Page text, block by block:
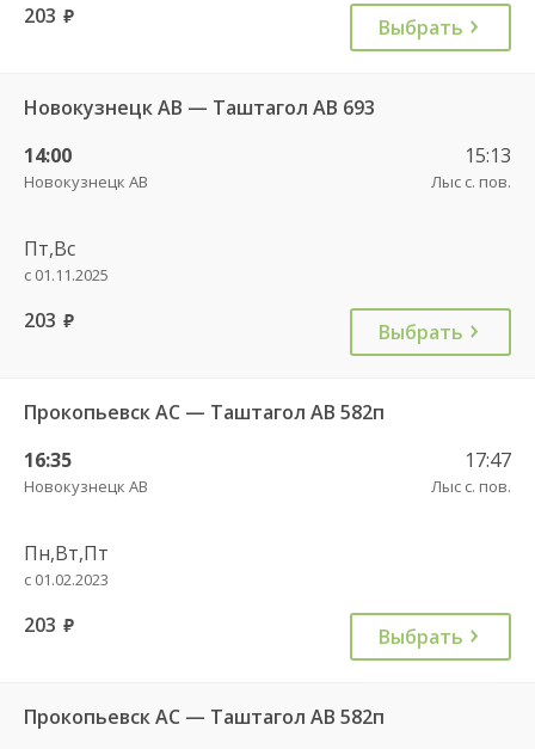
203 руб. Выбрать
Новокузнецк АВ — Таштагол АВ 693
14:00
Новокузнецк АВ
15:13
Лыс с. пов.
Пт,Вс
с 01.11.2025
203 руб. Выбрать
Прокопьевск АС — Таштагол АВ 582п
16:35
Новокузнецк АВ
17:47
Лыс с. пов.
Пн,Вт,Пт
с 01.02.2023
203 руб. Выбрать
Прокопьевск АС — Таштагол АВ 582п